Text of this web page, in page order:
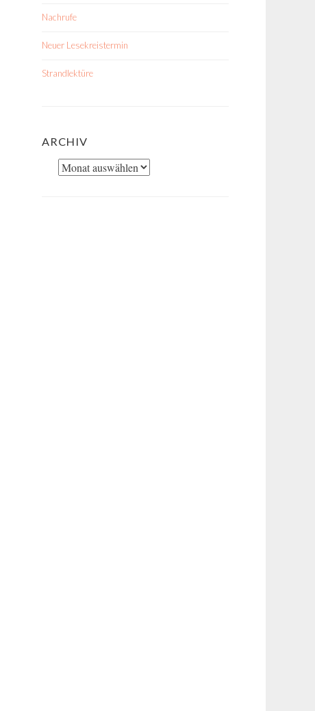
Nachrufe
Neuer Lesekreistermin
Strandlektüre
ARCHIV
Archiv